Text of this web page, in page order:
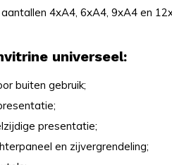
4xA4, 6xA4, 9xA4 en
universeel:
buiten gebruik;
presentatie;
en zijvergrendeling;